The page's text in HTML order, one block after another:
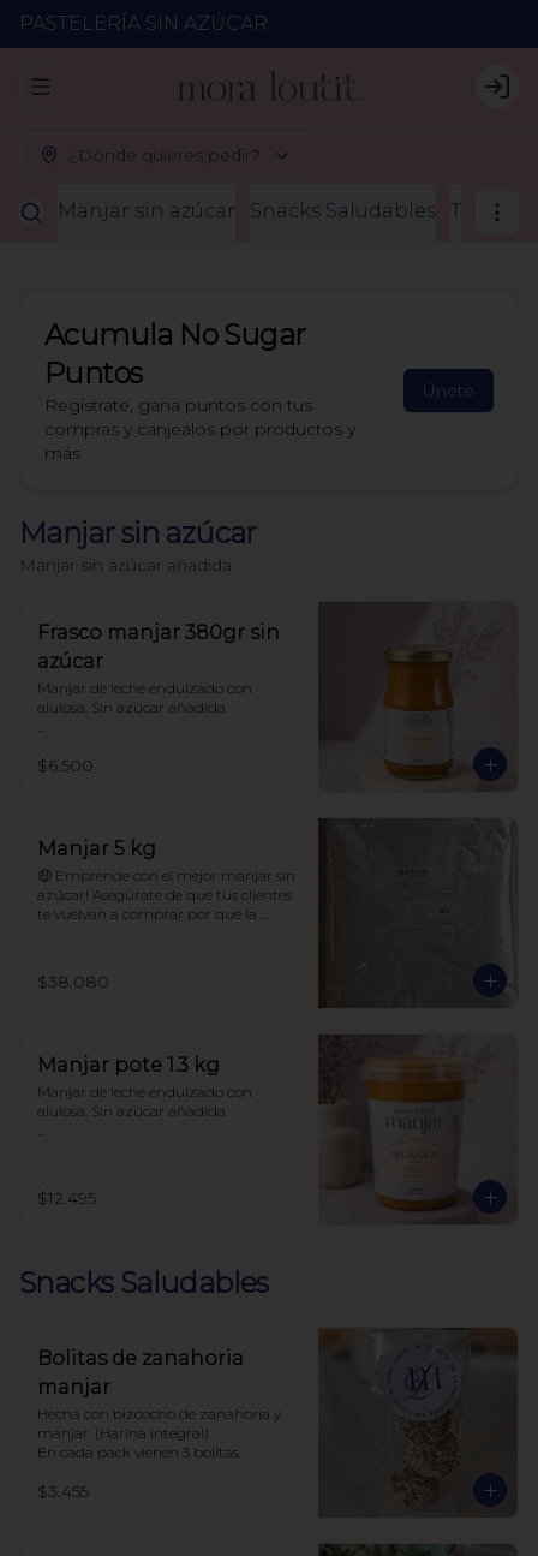
PASTELERÍA SIN AZÚCAR
Abrir menu de navegación
¿Dónde quieres pedir?
Manjar sin azúcar Snacks Saludables Tortas
Acumula No Sugar
Puntos
Regístrate, gana puntos con tus
compras y canjealos por productos y
más
Únete
Manjar sin azúcar
Manjar sin azúcar añadida
Frasco manjar 380gr sin
azúcar
Manjar de leche endulzado con
alulosa. Sin azúcar añadida
Sin polioles
Frasco 380 gr
$6.500
Manjar 5 kg
🤑 Emprende con el mejor manjar sin
azúcar! Asegúrate de que tus clientes
te vuelvan a comprar por que la
Sin maltitol ni polioles.
$38.080
Manjar pote 1.3 kg
Manjar de leche endulzado con
alulosa. Sin azúcar añadida
99.9% endulzado con alulosa
$12.495
Snacks Saludables
Bolitas de zanahoria
manjar
Hecha con bizcocho de zanahoria y
manjar. (Harina integral)
En cada pack vienen 3 bolitas.
$3.455